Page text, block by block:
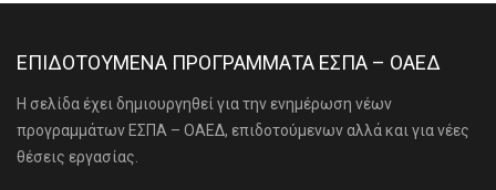
ΕΠΙΔΟΤΟΥΜΕΝΑ ΠΡΟΓΡΑΜΜΑΤΑ ΕΣΠΑ – ΟΑΕΔ
Η σελίδα έχει δημιουργηθεί για την ενημέρωση νέων
προγραμμάτων ΕΣΠΑ – ΟΑΕΔ, επιδοτούμενων αλλά και για νέες
θέσεις εργασίας.